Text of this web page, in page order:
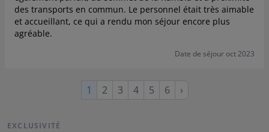
des transports en commun. Le personnel était très aimable
et accueillant, ce qui a rendu mon séjour encore plus
agréable.
Date de séjour oct 2023
Page
1 Page
2 Page
3 Page
4 Page
5 Page
6
Page
›
EXCLUSIVITÉ